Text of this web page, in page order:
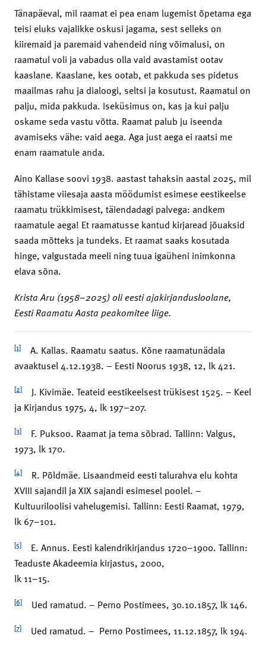
Tänapäeval, mil raamat ei pea enam lugemist õpetama ega
teisi eluks vajalikke oskusi jagama, sest selleks on
kiiremaid ja paremaid vahendeid ning võimalusi, on
raamatul voli ja vabadus olla vaid avastamist ootav
kaaslane. Kaaslane, kes ootab, et pakkuda ses pidetus
maailmas rahu ja dialoogi, seltsi ja kosutust. Raamatul on
palju, mida pakkuda. Iseküsimus on, kas ja kui palju
oskame seda vastu võtta. Raamat palub ju iseenda
avamiseks vähe: vaid aega. Aga just aega ei raatsi me
enam raamatule anda.
Aino Kallase soovi 1938. aastast tahaksin aastal 2025, mil
tähistame viiesaja aasta möödumist esimese eestikeelse
raamatu trükkimisest, täiendadagi palvega: andkem
raamatule aega! Et raamatusse kantud kirjaread jõuaksid
saada mõtteks ja tundeks. Et raamat saaks kosutada
hinge, valgustada meeli ning tuua igaüheni inimkonna
elava sõna.
Krista Aru (1958–2025) oli eesti ajakirjandusloolane,
Eesti Raamatu Aasta peakomitee liige.
[1]
A. Kallas. Raamatu saatus. Kõne raamatunädala
avaaktusel 4.12.1938. – Eesti Noorus 1938, 12, lk 421.
[2]
J. Kivimäe. Teateid eestikeelsest trükisest 1525. – Keel
ja Kirjandus 1975, 4, lk 197–207.
[3]
F. Puksoo. Raamat ja tema sõbrad. Tallinn: Valgus,
1973, lk 170.
[4]
R. Põldmäe. Lisaandmeid eesti talurahva elu kohta
XVIII sajandil ja XIX sajandi esimesel poolel. –
Kultuuriloolisi vahelugemisi. Tallinn: Eesti Raamat, 1979,
lk 67–101.
[5]
E. Annus. Eesti kalendrikirjandus 1720–1900. Tallinn:
Teaduste Akadeemia kirjastus, 2000,
lk 11–15.
[6] Ued ramatud. – Perno Postimees, 30.10.1857, lk 146.
[7] Ued ramatud. – Perno Postimees, 11.12.1857, lk 194.